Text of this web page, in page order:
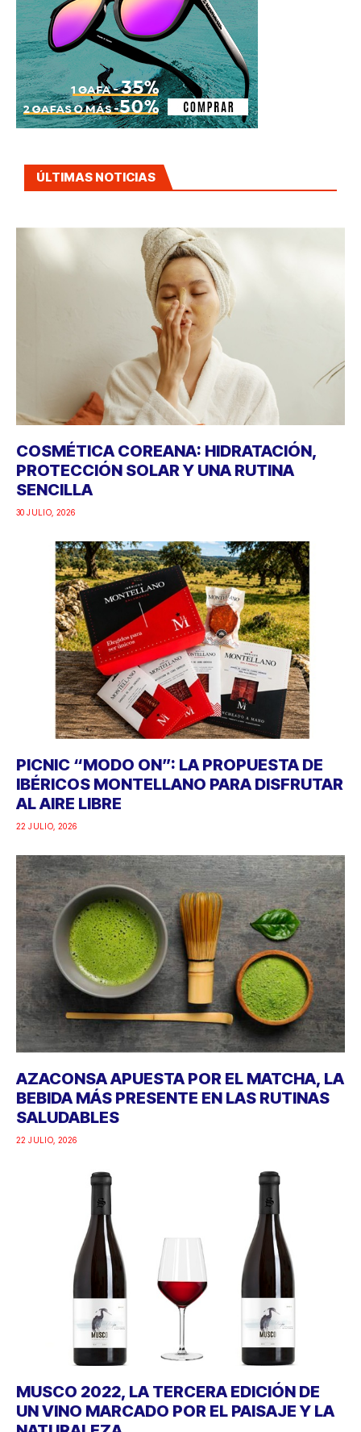
ÚLTIMAS NOTICIAS
COSMÉTICA COREANA: HIDRATACIÓN,
PROTECCIÓN SOLAR Y UNA RUTINA
SENCILLA
30 JULIO, 2026
PICNIC “MODO ON”: LA PROPUESTA DE
IBÉRICOS MONTELLANO PARA DISFRUTAR
AL AIRE LIBRE
22 JULIO, 2026
AZACONSA APUESTA POR EL MATCHA, LA
BEBIDA MÁS PRESENTE EN LAS RUTINAS
SALUDABLES
22 JULIO, 2026
MUSCO 2022, LA TERCERA EDICIÓN DE
UN VINO MARCADO POR EL PAISAJE Y LA